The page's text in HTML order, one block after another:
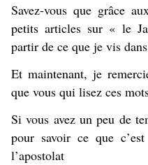
Savez-vous que grâce
petits articles sur « le
partir de ce que je vis
Et maintenant, je
que vous qui lisez ces
Si vous avez un peu de
pour savoir ce que
l’apostolat